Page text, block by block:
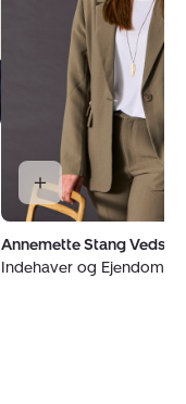
Annemette Stang
Indehaver og